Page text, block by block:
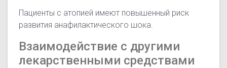
Пациенты с атопией имеют повышенный риск
развития анафилактического шока.
Взаимодействие с другими
лекарственными средствами